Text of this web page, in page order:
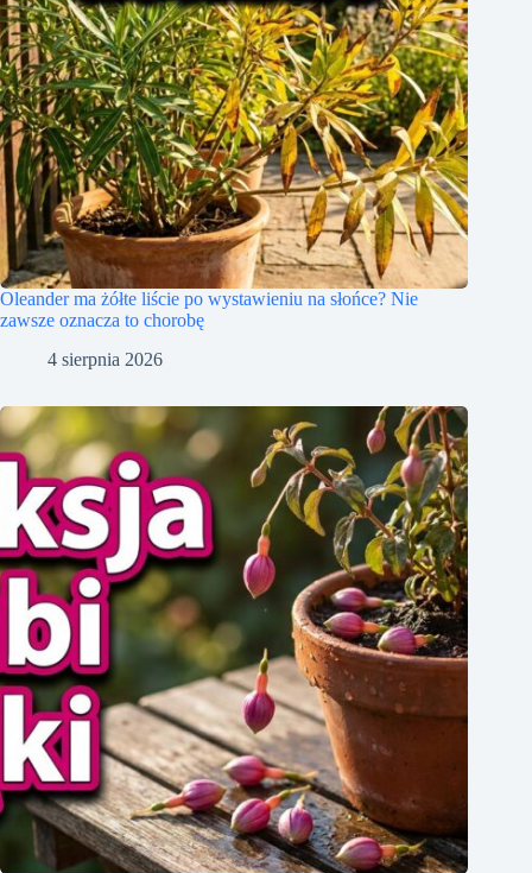
Oleander ma żółte liście po wystawieniu na słońce? Nie
zawsze oznacza to chorobę
4 sierpnia 2026